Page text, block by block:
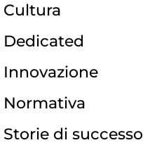
Cultura
Dedicated
Innovazione
Normativa
Storie di successo